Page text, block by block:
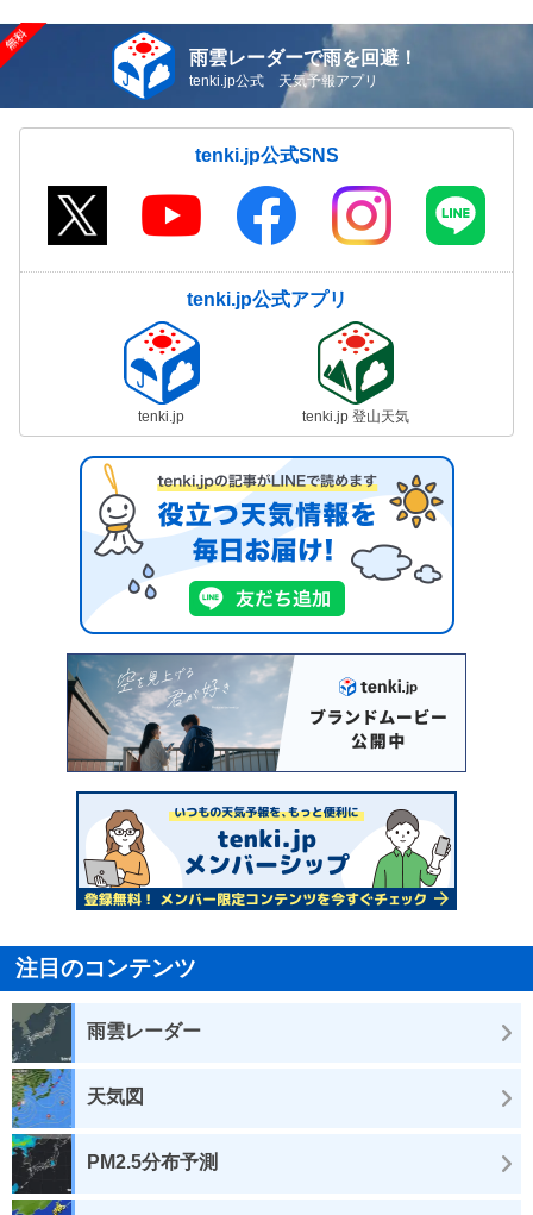
雨雲レーダーで雨を回避！
tenki.jp公式 天気予報アプリ
tenki.jp公式SNS
tenki.jp公式アプリ
tenki.jp tenki.jp 登山天気
注目のコンテンツ
雨雲レーダー
天気図
PM2.5分布予測